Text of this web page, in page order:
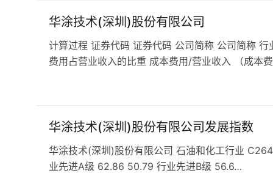
华涂技术(深圳)股份有限公司
计算过程 证券代码 证券代码 公司简称 公司简称
费用占营业收入的比重 成本费用/营业收入 （成本
华涂技术(深圳)股份有限公司发展指数
华涂技术(深圳)股份有限公司 石油和化工行业
业先进A级 62.86 50.79 行业先进B级 56.6…